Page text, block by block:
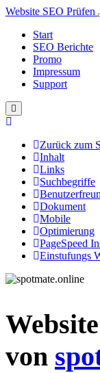
Website SEO Prüfen
Start
SEO Berichte
Promo
Impressum
Support
Zurück zum
Inhalt
Links
Suchbegriffe
Dokument
Mobile
Optimierung
PageSpeed
Einstufungs
von